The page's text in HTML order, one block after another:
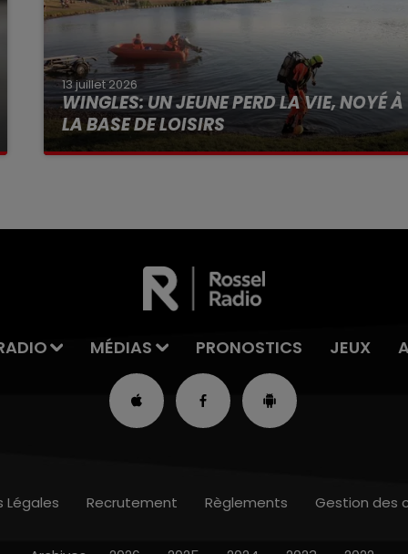
13 juillet 2026
WINGLES: UN JEUNE PERD LA VIE, NOYÉ À
LA BASE DE LOISIRS
La victime a coulé à pic
MÉDIAS PRONOSTICS JEUX
Légales Recrutement Règlements Gestion des